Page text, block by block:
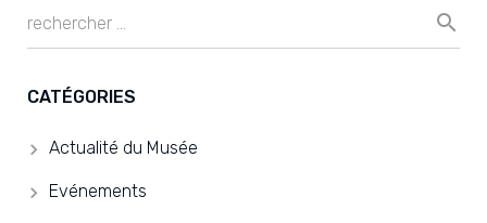
CATÉGORIES
Actualité du Musée
Evénements